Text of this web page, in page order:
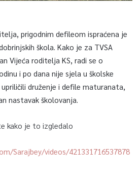
prigodnim defileom ispraćena je
škola. Kako je za TVSA
Vijeća roditelja KS, radi se o
i po dana nije sjela u školske
druženje i defile maturanata,
nastavak školovanja.
kako je to izgledalo
Sarajbey/videos/421331716537878